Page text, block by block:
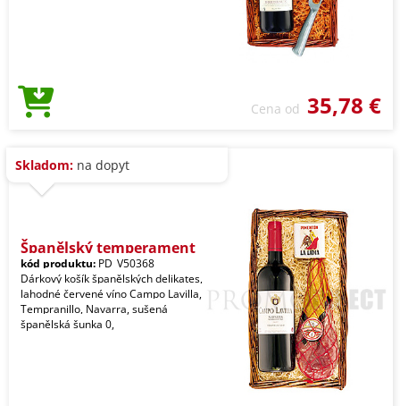
Cena od 35,78 €
Skladom: na dopyt
Španělský temperament
kód produktu: PD_V50368
Dárkový košík španělských delikates,
lahodné červené víno Campo Lavilla,
Tempranillo, Navarra, sušená
španělská šunka 0,